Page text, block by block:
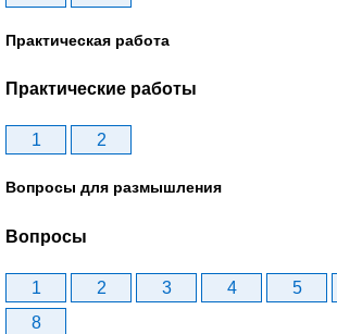
Практическая работа
Практические работы
1 2
Вопросы для размышления
Вопросы
1 2 3 4 5
8